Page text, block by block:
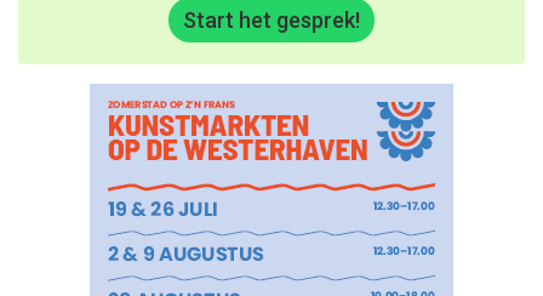
Start het gesprek!